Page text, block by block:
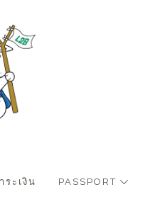
ระเงิน PASSPORT